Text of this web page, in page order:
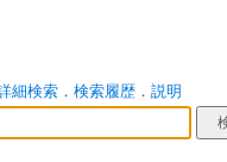
細検索． 検索履歴． 説明